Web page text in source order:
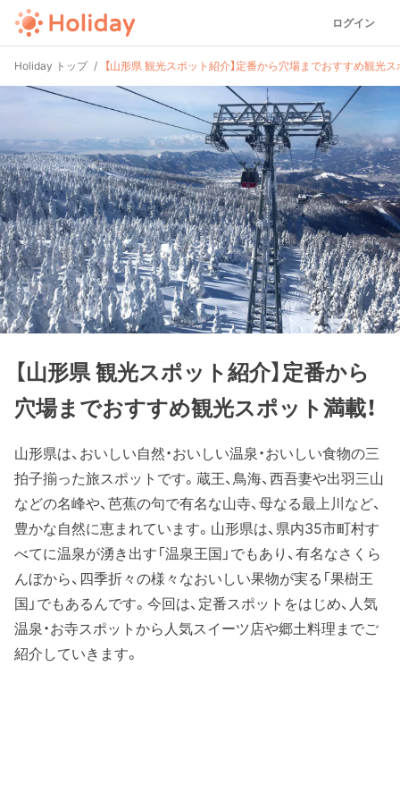
ログイン
Holiday トップ 【山形県 観光スポット紹介】定番から穴場までおすすめ観光ス
【山形県 観光スポット紹介】定番から
穴場までおすすめ観光スポット満載！
山形県は、おいしい自然・おいしい温泉・おいしい食物の三
拍子揃った旅スポットです。蔵王、鳥海、西吾妻や出羽三山
などの名峰や、芭蕉の句で有名な山寺、母なる最上川など、
豊かな自然に恵まれています。山形県は、県内35市町村す
べてに温泉が湧き出す「温泉王国」でもあり、有名なさくら
んぼから、四季折々の様々なおいしい果物が実る「果樹王
国」でもあるんです。今回は、定番スポットをはじめ、人気
温泉・お寺スポットから人気スイーツ店や郷土料理までご
紹介していきます。